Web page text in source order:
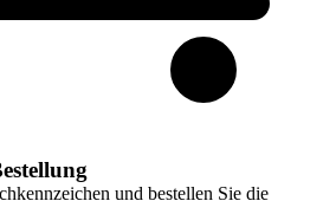
und bestellen Sie die